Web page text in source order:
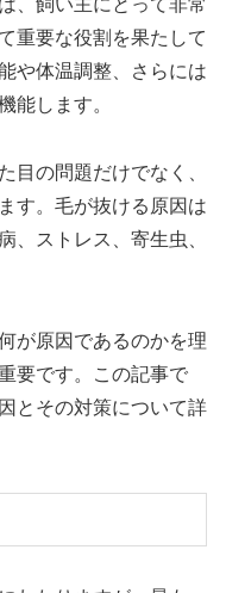
、飼い主にとって非常
重要な役割を果たして
や体温調整、さらには
能します。
目の問題だけでなく、
す。毛が抜ける原因は
、ストレス、寄生虫、
が原因であるのかを理
要です。この記事で
とその対策について詳